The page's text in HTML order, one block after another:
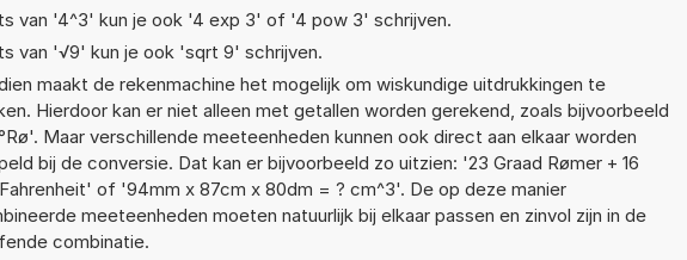
van '4^3' kun je ook '4 exp 3' of '4 pow 3' schrijven.
van '√9' kun je ook 'sqrt 9' schrijven.
maakt de rekenmachine het mogelijk om wiskundige uitdrukkingen te
Hierdoor kan er niet alleen met getallen worden gerekend, zoals bijvoorbeeld
Maar verschillende meeteenheden kunnen ook direct aan elkaar worden
bij de conversie. Dat kan er bijvoorbeeld zo uitzien: '23 Graad Rømer + 16
of '94mm x 87cm x 80dm = ? cm^3'. De op deze manier
meeteenheden moeten natuurlijk bij elkaar passen en zinvol zijn in de
combinatie.